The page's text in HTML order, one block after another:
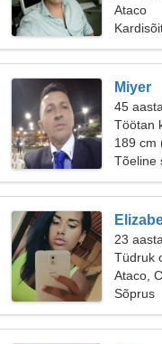
Ataco
Miyer
45
Töötan
189 cm
Tõeline
23
Tüdruk
Ataco,
Sõprus